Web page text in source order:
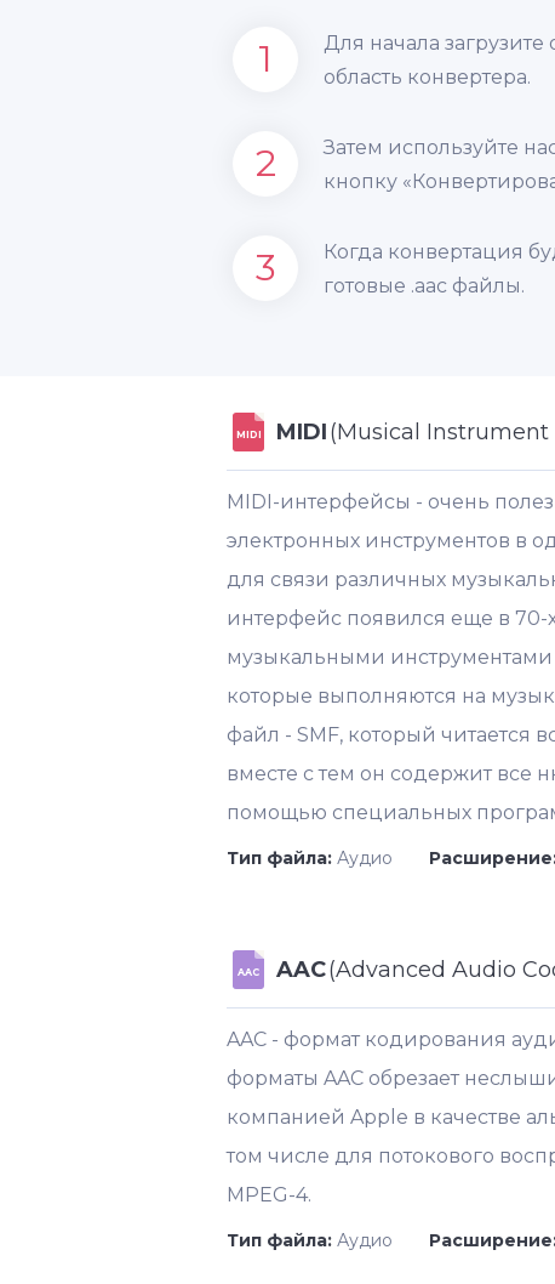
1
Для начала
область конвертера.
2
Затем используйте
кнопку
3
Когда конвертация
готовые .aac файлы.
MIDI MIDI(Musical
MIDI-интерфейсы - очень
электронных инструментов в
для связи различных
интерфейс появился еще в 70-
музыкальными
которые выполняются на
файл - SMF, который читается
вместе с тем он содержит все
помощью специальных
Тип файла: Аудио
AAC AAC(Advanced Audio
AAC - формат кодирования
форматы AAC обрезает
компанией Apple в качестве
том числе для потокового
MPEG-4.
Тип файла: Аудио